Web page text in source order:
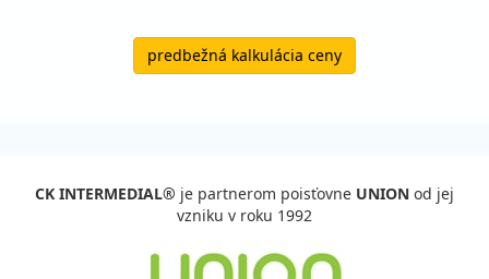
predbežná kalkulácia ceny
CK INTERMEDIAL® je partnerom poisťovne UNION od jej
vzniku v roku 1992